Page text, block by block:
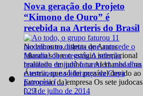
Nova geração do Projeto
“Kimono de Ouro” é
recebida na Arteris do Brasil
No encontro, atletas de Araras
falaram sobre o estágio internacional
realizado em junho na Alemanha e na
Áustria, que só foi possível devido ao
patrocínio da empresa Os sete judocas
[…]
029 de julho de 2014